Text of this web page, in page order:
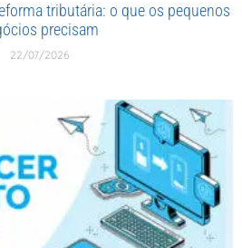
tributária: o que os pequenos
precisam
22/07/2026